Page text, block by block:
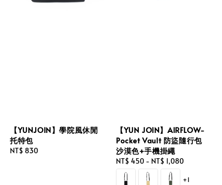
【YUNJOIN】學院風休閒
托特包
Regular
NT$ 830
【YUN JOIN】AIRFLOW-
Pocket Vault 防盜隨行包
沙漠色+手機掛繩
Regular
price
NT$ 450 - NT$ 1,080
+1